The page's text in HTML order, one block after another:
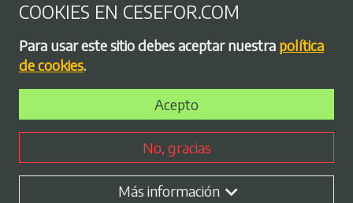
Menú del pie
Política de privacidad
Bolsa de empleo
Perfil contratante
COOKIES EN CESEFOR.COM
Para usar este sitio debes aceptar nuestra política
de cookies.
Acepto
No, gracias
Más información